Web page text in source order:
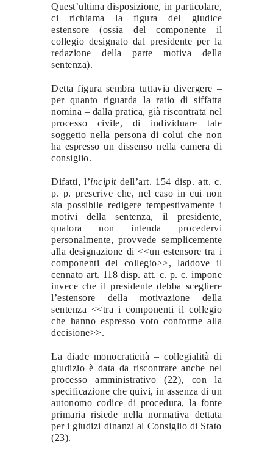
Quest’ultima disposizione, in particolare,
ci richiama la figura del giudice
estensore (ossia del componente il
collegio designato dal presidente per la
redazione della parte motiva della
sentenza).
Detta figura sembra tuttavia divergere –
per quanto riguarda la ratio di siffatta
nomina – dalla pratica, già riscontrata nel
processo civile, di individuare tale
soggetto nella persona di colui che non
ha espresso un dissenso nella camera di
consiglio.
Difatti, l’incipitdell’art. 154 disp. att. c.
p. p. prescrive che, nel caso in cui non
sia possibile redigere tempestivamente i
motivi della sentenza, il presidente,
qualora non intenda procedervi
personalmente, provvede semplicemente
alla designazione di <<un estensore tra i
componenti del collegio>>, laddove il
cennato art. 118 disp. att. c. p. c. impone
invece che il presidente debba scegliere
l’estensore della motivazione della
sentenza <<tra i componenti il collegio
che hanno espresso voto conforme alla
decisione>>.
La diade monocraticità – collegialità di
giudizio è data da riscontrare anche nel
processo amministrativo (22), con la
specificazione che quivi, in assenza di un
autonomo codice di procedura, la fonte
primaria risiede nella normativa dettata
per i giudizi dinanzi al Consiglio di Stato
(23).